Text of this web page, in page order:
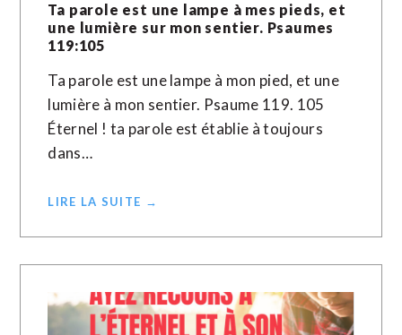
Ta parole est une lampe à mes pieds, et
une lumière sur mon sentier. Psaumes
119:105
Ta parole est une lampe à mon pied, et une
lumière à mon sentier. Psaume 119. 105
Éternel ! ta parole est établie à toujours
dans…
LIRE LA SUITE →